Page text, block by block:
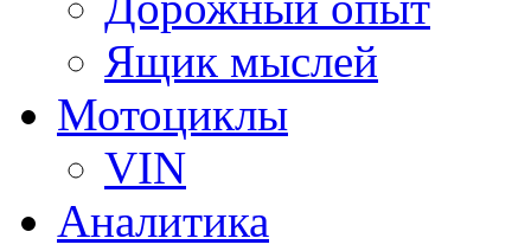
Ящик мыслей
Мотоциклы
VIN
Аналитика